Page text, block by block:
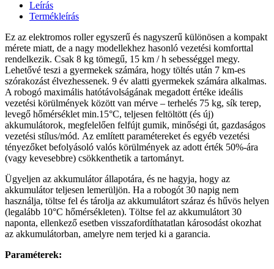
Leírás
Termékleírás
Ez az elektromos roller egyszerű és nagyszerű különösen a kompakt
mérete miatt, de a nagy modellekhez hasonló vezetési komforttal
rendelkezik. Csak 8 kg tömegű, 15 km / h sebességgel megy.
Lehetővé teszi a gyermekek számára, hogy töltés után 7 km-es
szórakozást élvezhessenek. 9 év alatti gyermekek számára alkalmas.
A robogó maximális hatótávolságának megadott értéke ideális
vezetési körülmények között van mérve – terhelés 75 kg, sík terep,
levegő hőmérséklet min.15°C, teljesen feltöltött (és új)
akkumulátorok, megfelelően felfújt gumik, minőségi út, gazdaságos
vezetési stílus/mód. Az említett paramétereket és egyéb vezetési
tényezőket befolyásoló valós körülmények az adott érték 50%-ára
(vagy kevesebbre) csökkenthetik a tartományt.
Ügyeljen az akkumulátor állapotára, és ne hagyja, hogy az
akkumulátor teljesen lemerüljön. Ha a robogót 30 napig nem
használja, töltse fel és tárolja az akkumulátort száraz és hűvös helyen
(legalább 10°C hőmérsékleten). Töltse fel az akkumulátort 30
naponta, ellenkező esetben visszafordíthatatlan károsodást okozhat
az akkumulátorban, amelyre nem terjed ki a garancia.
Paraméterek: